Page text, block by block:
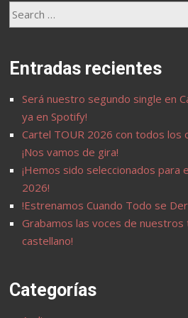
Entradas recientes
Será nuestro segundo single en
ya en Spotify!
Cartel TOUR 2026 con todos los
¡Nos vamos de gira!
¡Hemos sido seleccionados para
2026!
!Estrenamos Cuando Todo se
Grabamos las voces de nuestros
castellano!
Categorías